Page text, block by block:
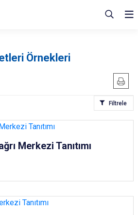
Örnekleri
Filtrele
Merkezi Tanıtımı